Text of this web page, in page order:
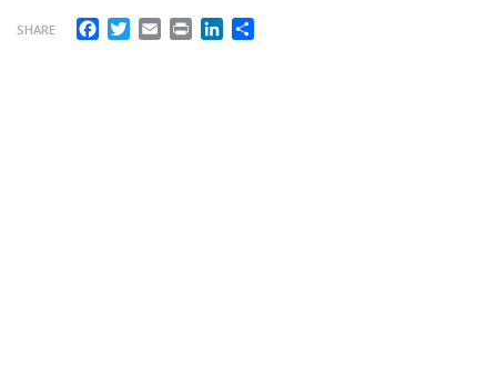
SHARE Facebook
Twitter
EmailPrintLinkedIn